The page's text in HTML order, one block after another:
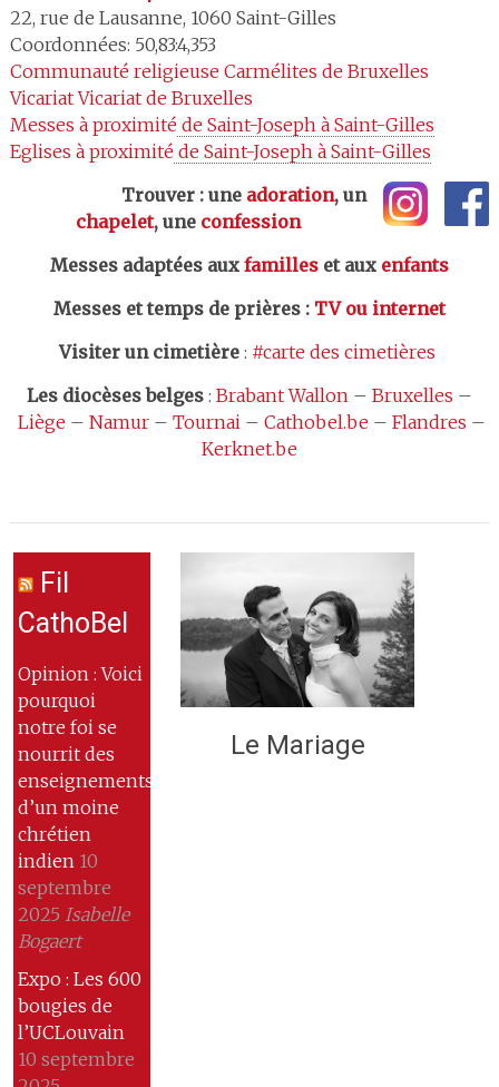
22, rue de Lausanne, 1060 Saint-Gilles
Coordonnées: 50,83:4,353
Communauté religieuse Carmélites de Bruxelles
VicariatVicariat de Bruxelles
Messes à proximité de Saint-Joseph à Saint-Gilles
Eglises à proximité de Saint-Joseph à Saint-Gilles
Trouver : une adoration, un
chapelet, une confession
Messes adaptées aux familleset aux enfants
Messes et temps de prières: TV ou internet
Visiter un cimetière: #carte des cimetières
Les diocèses belges: Brabant Wallon – Bruxelles –
Liège – Namur– Tournai – Cathobel.be – Flandres –
Kerknet.be
Fil
CathoBel
Opinion : Voici
pourquoi
notre foi se
nourrit des
enseignements
d’un moine
chrétien
indien 10
septembre
2025 Isabelle
Bogaert
Expo : Les 600
bougies de
l’UCLouvain
10 septembre
Le Mariage